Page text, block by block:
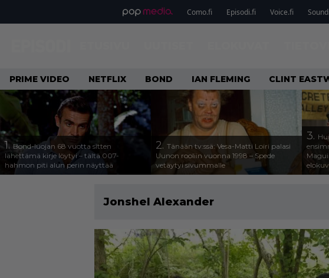
Como.fi Episodi.fi Voice.fi
PRIME VIDEO NETFLIX BOND IAN FLEMING CLINT
1. Bond-luojan 68 vuotta sitten
lähettämä kirje löytyi – tältä 007-
hahmon piti alun perin näyttää
2. Tänään tv:ssä: Vesa-Matti Loiri palasi
Uunon rooliin vuonna 1998 – Spede
vetäytyi sivummalle
3.
Jonshel Alexander